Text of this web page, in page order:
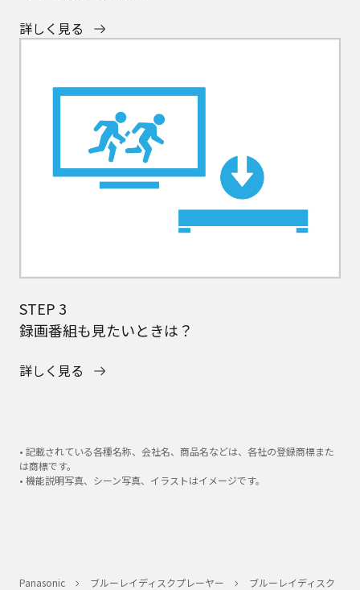
詳しく見る
STEP 3
録画番組も見たいときは？
詳しく見る
• 記載されている各種名称、会社名、商品名などは、各社の登録商標また
は商標です。
• 機能説明写真、シーン写真、イラストはイメージです。
Panasonic ブルーレイディスクプレーヤー
ブルーレイディスク